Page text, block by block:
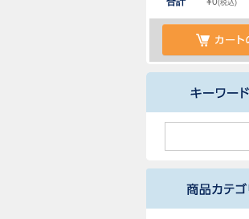
(税込)